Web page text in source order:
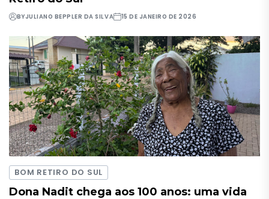
BYJULIANO BEPPLER DA SILVA 15 DE JANEIRO DE 2026
BOM RETIRO DO SUL
Dona Nadit chega aos 100 anos: uma vida